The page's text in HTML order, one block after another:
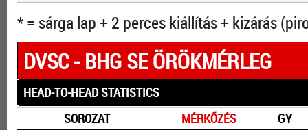
* = sárga lap + 2 perces kiállítás + kizárás
DVSC - BHG SE ÖRÖKMÉRLEG
HEAD-TO-HEAD STATISTICS
SOROZAT
MÉRKŐZÉS GY